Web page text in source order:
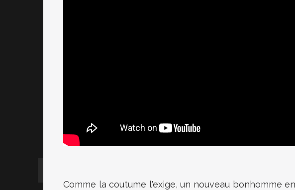
Comme la coutume l'exige, un nouveau bonhomme